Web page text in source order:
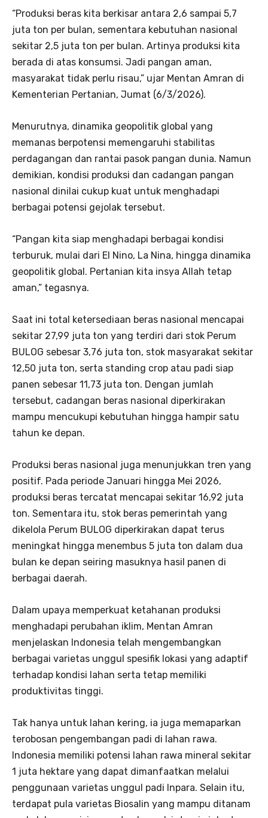
“Produksi beras kita berkisar antara 2,6 sampai 5,7
juta ton per bulan, sementara kebutuhan nasional
sekitar 2,5 juta ton per bulan. Artinya produksi kita
berada di atas konsumsi. Jadi pangan aman,
masyarakat tidak perlu risau,” ujar Mentan Amran di
Kementerian Pertanian, Jumat (6/3/2026).
Menurutnya, dinamika geopolitik global yang
memanas berpotensi memengaruhi stabilitas
perdagangan dan rantai pasok pangan dunia. Namun
demikian, kondisi produksi dan cadangan pangan
nasional dinilai cukup kuat untuk menghadapi
berbagai potensi gejolak tersebut.
“Pangan kita siap menghadapi berbagai kondisi
terburuk, mulai dari El Nino, La Nina, hingga dinamika
geopolitik global. Pertanian kita insya Allah tetap
aman,” tegasnya.
Saat ini total ketersediaan beras nasional mencapai
sekitar 27,99 juta ton yang terdiri dari stok Perum
BULOG sebesar 3,76 juta ton, stok masyarakat sekitar
12,50 juta ton, serta standing crop atau padi siap
panen sebesar 11,73 juta ton. Dengan jumlah
tersebut, cadangan beras nasional diperkirakan
mampu mencukupi kebutuhan hingga hampir satu
tahun ke depan.
Produksi beras nasional juga menunjukkan tren yang
positif. Pada periode Januari hingga Mei 2026,
produksi beras tercatat mencapai sekitar 16,92 juta
ton. Sementara itu, stok beras pemerintah yang
dikelola Perum BULOG diperkirakan dapat terus
meningkat hingga menembus 5 juta ton dalam dua
bulan ke depan seiring masuknya hasil panen di
berbagai daerah.
Dalam upaya memperkuat ketahanan produksi
menghadapi perubahan iklim, Mentan Amran
menjelaskan Indonesia telah mengembangkan
berbagai varietas unggul spesifik lokasi yang adaptif
terhadap kondisi lahan serta tetap memiliki
produktivitas tinggi.
Tak hanya untuk lahan kering, ia juga memaparkan
terobosan pengembangan padi di lahan rawa.
Indonesia memiliki potensi lahan rawa mineral sekitar
1 juta hektare yang dapat dimanfaatkan melalui
penggunaan varietas unggul padi Inpara. Selain itu,
terdapat pula varietas Biosalin yang mampu ditanam